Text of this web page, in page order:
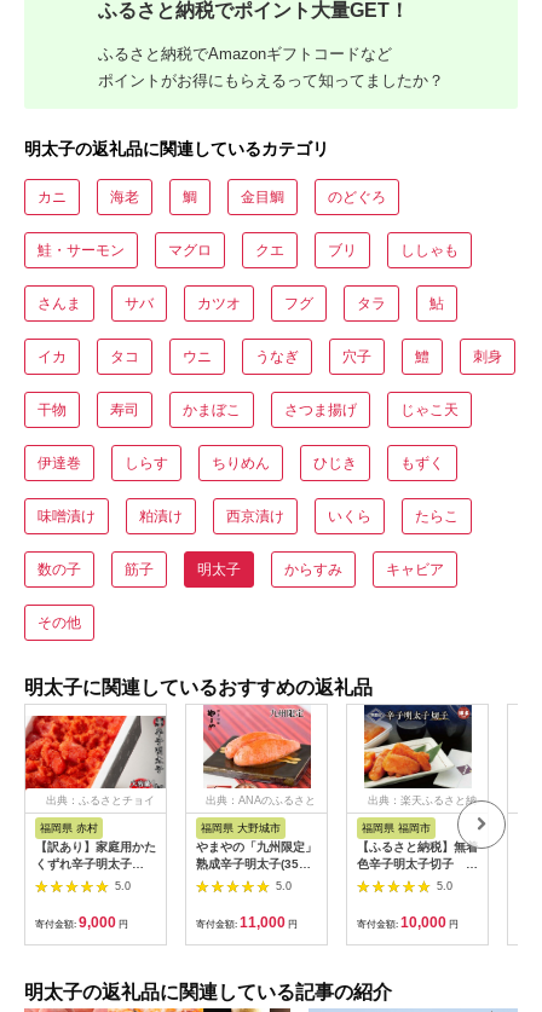
ふるさと納税でポイント大量GET！
ふるさと納税でAmazonギフトコードなど
ポイントがお得にもらえるって知ってましたか？
明太子の返礼品に関連しているカテゴリ
カニ 海老 鯛 金目鯛 のどぐろ
鮭・サーモン マグロ クエ ブリ ししゃも
さんま サバ カツオ フグ タラ 鮎
イカ タコ ウニ うなぎ 穴子 鱧 刺身
干物 寿司 かまぼこ さつま揚げ じゃこ天
伊達巻 しらす ちりめん ひじき もずく
味噌漬け 粕漬け 西京漬け いくら たらこ
数の子 筋子 明太子 からすみ キャビア
その他
明太子に関連しているおすすめの返礼品
出典：ふるさとチョイ
福岡県 赤村
【訳あり】家庭用かた
くずれ辛子明太子
1000g（500g×2パッ
5.0
寄付金額: 9,000 円
出典：ANAのふるさと
福岡県 大野城市
やまやの「九州限定」
熟成辛子明太子(350g)
(大野城市)【配送不可
地域：離島】
5.0
寄付金額: 11,000 円
出典：楽天ふるさと納
福岡県 福岡市
【ふるさと納税】無着
色辛子明太子切子
110g×3個【クール便
不可地域（伊豆・小笠
原諸島）配送不可】 |
緊急支援
5.0
寄付金額: 10,000 円
明太子の返礼品に関連している記事の紹介